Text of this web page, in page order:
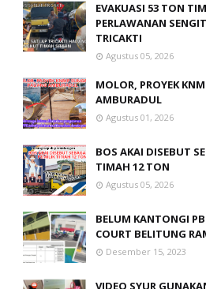
EVAKUASI 53 TON
PERLAWANAN
TRICAKTI
Agustus 05, 2026
MOLOR, PROYEK
AMBURADUL
Agustus 01, 2026
BOS AKAI DISEBUT
TIMAH 12 TON
Agustus 05, 2026
BELUM KANTONGI
COURT BELITUNG
Desember 15, 2023
VIDEO SYUR